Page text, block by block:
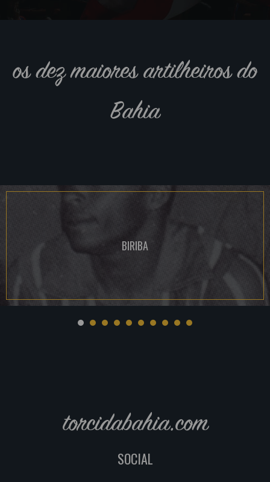
os dez maiores artilheiros do
Bahia
BIRIBA
torcidabahia.com
SOCIAL